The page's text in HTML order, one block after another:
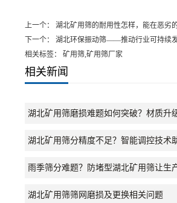
上一个：
湖北矿用筛的耐用性怎样，能在恶劣
下一个：
湖北环保振动筛——推动行业可持续
相关标签： 矿用筛,矿用筛厂家
相关新闻
湖北矿用筛磨损难题如何突破？材质升
湖北矿用筛分精度不足？智能调控技术
雨季筛分难题？防堵型湖北矿用筛让生
湖北矿用筛筛网磨损及更换相关问题